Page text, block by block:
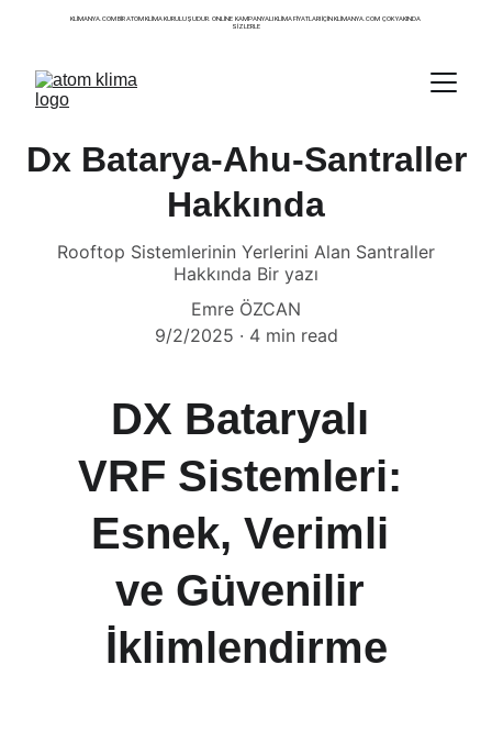
KLIMANYA.COM BIR ATOM KLIMA KURULUŞUDUR. ONLINE  KAMPANYALI KLIMA FIYATLARI IÇIN KLIMANYA.COM  ÇOK YAKINDA
SIZLERLE
Dx Batarya-Ahu-Santraller
Hakkında
Rooftop Sistemlerinin Yerlerini Alan Santraller
Hakkında Bir yazı
Emre ÖZCAN
9/2/2025
4 min read
DX Bataryalı
VRF Sistemleri:
Esnek, Verimli
ve Güvenilir
İklimlendirme